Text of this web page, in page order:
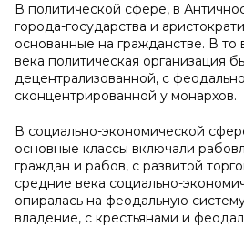
В политической сфере, в
города-государства и
основанные на гражданстве. В
века политическая организация
децентрализованной, с
сконцентрированной у монархов.
В социально-экономической
основные классы включали
граждан и рабов, с развитой
средние века социально-
опиралась на феодальную
владение, с крестьянами и